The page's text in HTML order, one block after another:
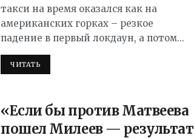
такси на время оказался как на
американских горках – резкое
падение в первый локдаун, а потом...
ЧИТАТЬ
«Если бы против Матвеева
пошел Милеев — результат